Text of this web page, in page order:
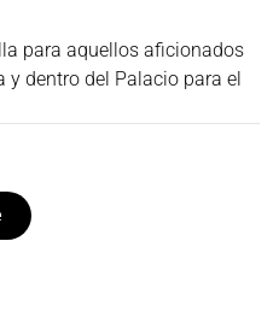
para aquellos aficionados
y dentro del Palacio para el